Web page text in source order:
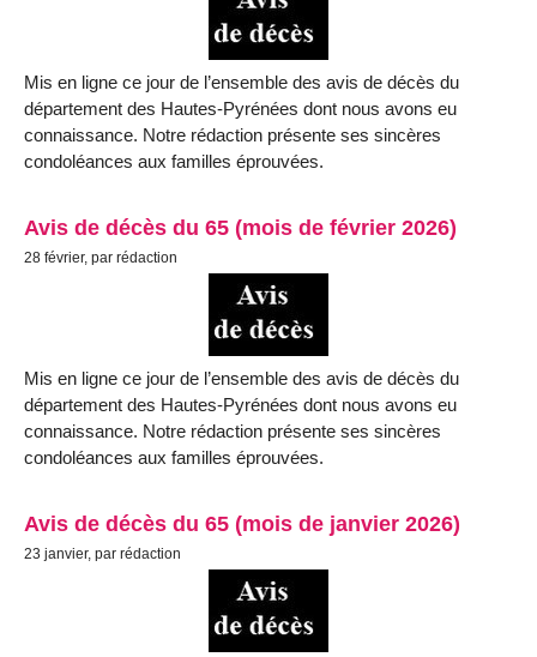
Mis en ligne ce jour de l’ensemble des avis de décès du
département des Hautes-Pyrénées dont nous avons eu
connaissance. Notre rédaction présente ses sincères
condoléances aux familles éprouvées.
Avis de décès du 65 (mois de février 2026)
28 février, par rédaction
Mis en ligne ce jour de l’ensemble des avis de décès du
département des Hautes-Pyrénées dont nous avons eu
connaissance. Notre rédaction présente ses sincères
condoléances aux familles éprouvées.
Avis de décès du 65 (mois de janvier 2026)
23 janvier, par rédaction